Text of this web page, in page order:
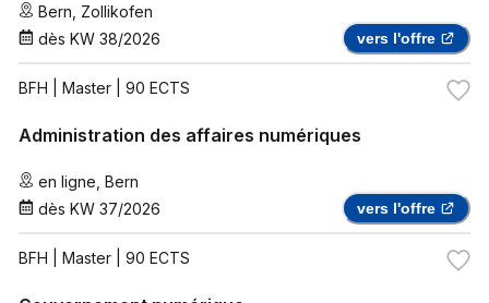
Bern Zollikofen
dès KW 38/2026 vers l'offre
BFH | Master | 90 ECTS
Administration des affaires numériques
en ligne Bern
dès KW 37/2026 vers l'offre
BFH | Master | 90 ECTS